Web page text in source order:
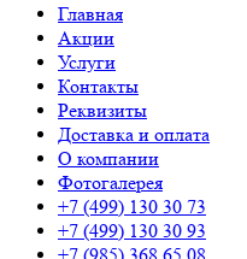
Главная
Акции
Услуги
Контакты
Реквизиты
Доставка и оплата
О компании
Фотогалерея
+7 (499) 130 30 73
+7 (499) 130 30 93